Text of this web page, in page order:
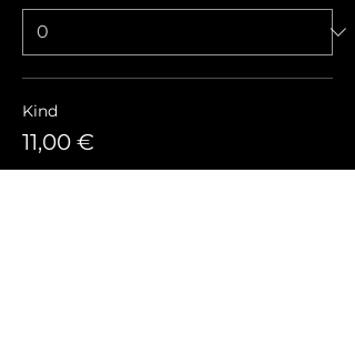
Kind
11,00 €